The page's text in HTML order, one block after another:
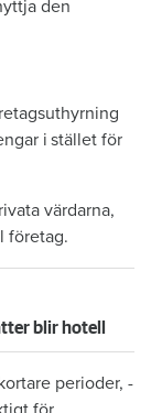
den
i stället för
värdarna,
företag.
blir hotell
perioder,